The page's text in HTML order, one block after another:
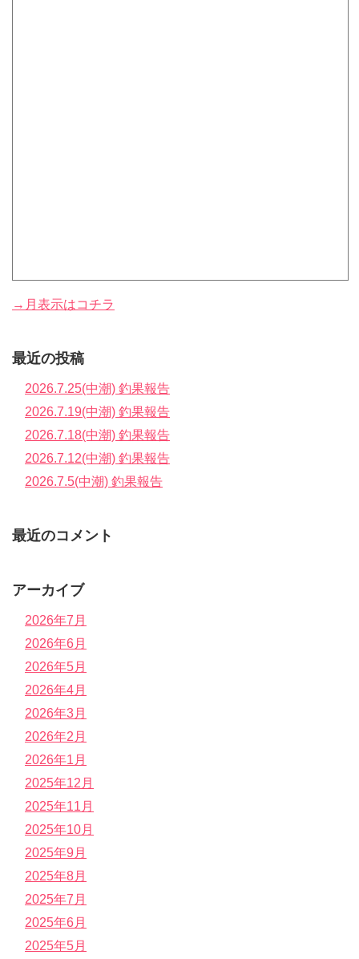
→月表示はコチラ
最近の投稿
2026.7.25(中潮) 釣果報告
2026.7.19(中潮) 釣果報告
2026.7.18(中潮) 釣果報告
2026.7.12(中潮) 釣果報告
2026.7.5(中潮) 釣果報告
最近のコメント
アーカイブ
2026年7月
2026年6月
2026年5月
2026年4月
2026年3月
2026年2月
2026年1月
2025年12月
2025年11月
2025年10月
2025年9月
2025年8月
2025年7月
2025年6月
2025年5月